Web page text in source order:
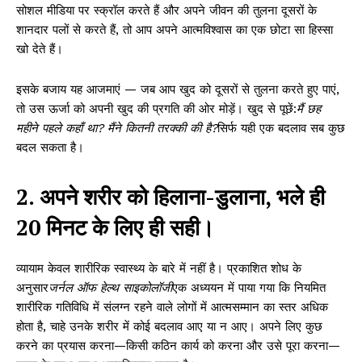
सोशल मीडिया पर स्क्रॉल करते हैं और अपने जीवन की तुलना दूसरों के
शानदार पलों से करते हैं, तो आप अपने आत्मविश्वास का एक छोटा सा हिस्सा
खो देते हैं।
इसके बजाय यह आजमाएं — जब आप खुद को दूसरों से तुलना करते हुए पाएं,
तो उस ऊर्जा को अपनी खुद की प्रगति की ओर मोड़ें। खुद से पूछें:मैं छह
महीने पहले कहाँ था? मैंने कितनी तरक्की की है?सिर्फ यही एक बदलाव सब कुछ
बदल सकता है।
2. अपने शरीर को हिलाना-डुलाना, भले ही
20 मिनट के लिए ही सही।
व्यायाम केवल शारीरिक स्वास्थ्य के बारे में नहीं है। प्रकाशित शोध के
अनुसारजर्नल ऑफ हेल्थ साइकोलॉजीएक अध्ययन में पाया गया कि नियमित
शारीरिक गतिविधि में संलग्न रहने वाले लोगों में आत्मसम्मान का स्तर अधिक
होता है, चाहे उनके शरीर में कोई बदलाव आए या न आए। अपने लिए कुछ
करने का प्रयास करना—किसी कठिन कार्य को करना और उसे पूरा करना—